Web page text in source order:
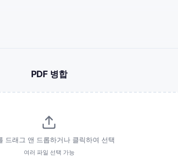
PDF 병합
드래그 앤 드롭하거나 클릭하여 선택
여러 파일 선택 가능